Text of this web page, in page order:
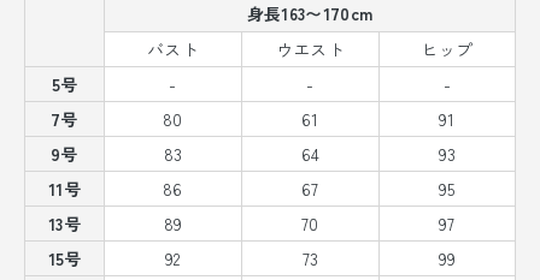
身長163〜170cm
バスト
ウエスト
ヒップ
5号
- -
-
7号
80 61
91
9号
83 64
93
11号
86 67
95
13号
89 70
97
15号
92 73
99